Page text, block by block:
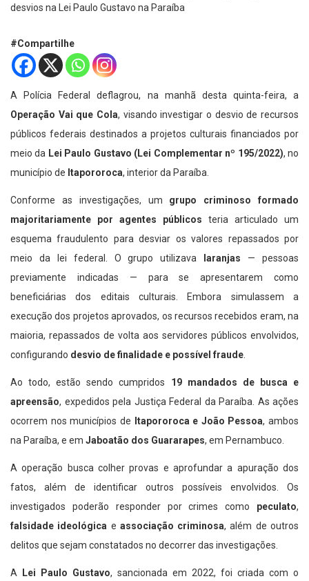
#Compartilhe
A Polícia Federal deflagrou, na manhã desta quinta-feira, a
Operação Vai que Cola, visando investigar o desvio de recursos
públicos federais destinados a projetos culturais financiados por
meio da Lei Paulo Gustavo (Lei Complementar nº 195/2022), no
município de Itapororoca, interior da Paraíba.
Conforme as investigações, um grupo criminoso formado
majoritariamente por agentes públicos teria articulado um
esquema fraudulento para desviar os valores repassados por
meio da lei federal. O grupo utilizava
laranjas — pessoas
previamente indicadas — para se apresentarem como
beneficiárias dos editais culturais. Embora simulassem a
execução dos projetos aprovados, os recursos recebidos eram, na
maioria, repassados de volta aos servidores públicos envolvidos,
configurando desvio de finalidade e possível fraude
Ao todo, estão sendo cumpridos 19 mandados de busca e
apreensão, expedidos pela Justiça Federal da Paraíba. As ações
ocorrem nos municípios de
Itapororoca e João Pessoa, ambos
na Paraíba, e em Jaboatão dos Guararapes, em Pernambuco.
A operação busca colher provas e aprofundar a apuração dos
fatos, além de identificar outros possíveis envolvidos. Os
investigados poderão responder por crimes como peculato,
falsidade ideológica e associação criminosa, além de outros
delitos que sejam constatados no decorrer das investigações.
A Lei Paulo Gustavo, sancionada em 2022, foi criada com o